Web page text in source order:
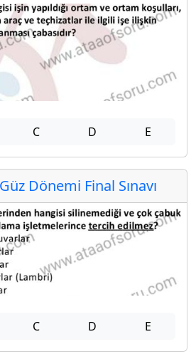
C D E
Dönemi Final Sınavı
C D E